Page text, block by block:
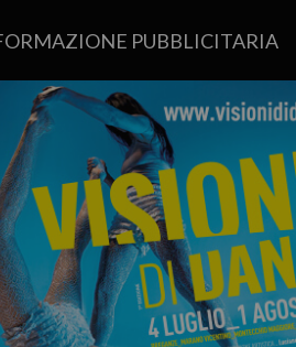
PUBBLICITARIA